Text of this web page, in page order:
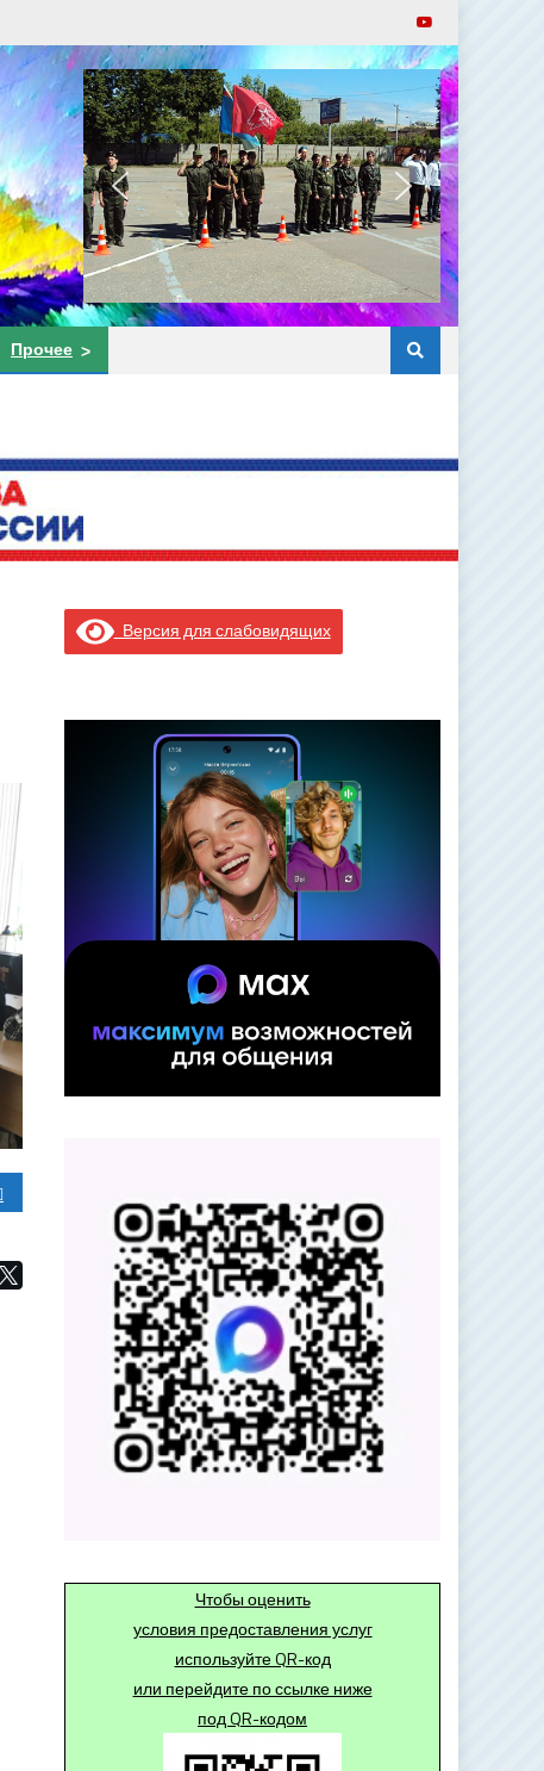
Прочее
Версия для слабовидящих
Чтобы оценить
условия предоставления услуг
используйте QR-код
или перейдите по ссылке ниже
под QR-кодом